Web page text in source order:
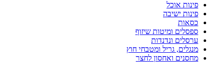
פינות אוכל
פינות ישיבה
כסאות
ספסלים ומיטות שיזוף
ערסלים ונדנדות
מנגלים, גריל ומטבחי חוץ
מחסנים ואחסון לחצר